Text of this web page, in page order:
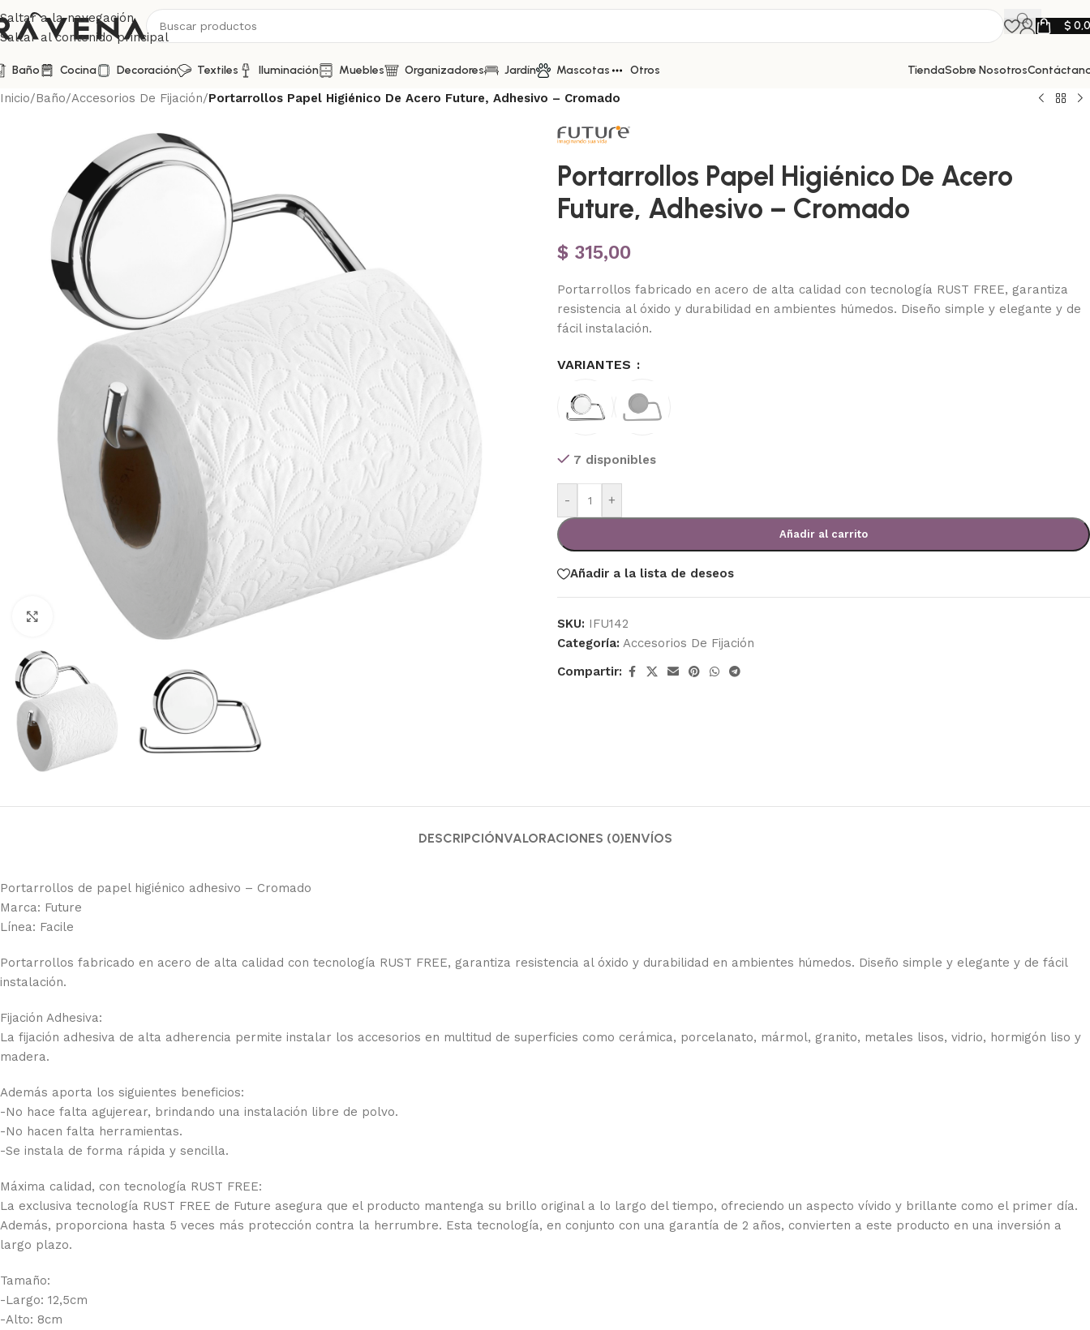
Saltar a la navegación
Saltar al contenido principal
$
Baño Cocina Decoración Textiles Iluminación Muebles Organizadores Jardín Mascotas Otros TiendaSobre Nosotros
Inicio/Baño/Accesorios De Fijación/Portarrollos Papel Higiénico De Acero Future, Adhesivo – Cromado
Haga clic para ampliar
Portarrollos Papel Higiénico De Acero
Future, Adhesivo – Cromado
$ 315,00
Portarrollos fabricado en acero de alta calidad con tecnología RUST FREE, garantiza
resistencia al óxido y durabilidad en ambientes húmedos. Diseño simple y elegante y de
fácil instalación.
VARIANTES
7 disponibles
- +
Añadir al carrito
Añadir a la lista de deseos
SKU: IFU142
Categoría: Accesorios De Fijación
Compartir:
DESCRIPCIÓNVALORACIONES (0)ENVÍOS
Portarrollos de papel higiénico adhesivo – Cromado
Marca: Future
Línea: Facile
Portarrollos fabricado en acero de alta calidad con tecnología RUST FREE, garantiza resistencia al óxido y durabilidad en ambientes húmedos. Diseño simple y elegante y de fácil
instalación.
Fijación Adhesiva:
La fijación adhesiva de alta adherencia permite instalar los accesorios en multitud de superficies como cerámica, porcelanato, mármol, granito, metales lisos, vidrio, hormigón liso y
madera.
Además aporta los siguientes beneficios:
-No hace falta agujerear, brindando una instalación libre de polvo.
-No hacen falta herramientas.
-Se instala de forma rápida y sencilla.
Máxima calidad, con tecnología RUST FREE:
La exclusiva tecnología RUST FREE de Future asegura que el producto mantenga su brillo original a lo largo del tiempo, ofreciendo un aspecto vívido y brillante como el primer día.
Además, proporciona hasta 5 veces más protección contra la herrumbre. Esta tecnología, en conjunto con una garantía de 2 años, convierten a este producto en una inversión a
largo plazo.
Tamaño:
-Largo: 12,5cm
-Alto: 8cm